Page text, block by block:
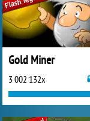
Gold Miner
3 002 132x